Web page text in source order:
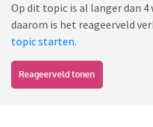
Op dit topic is al langer dan 4
daarom is het reageerveld
topic starten.
Reageerveld tonen